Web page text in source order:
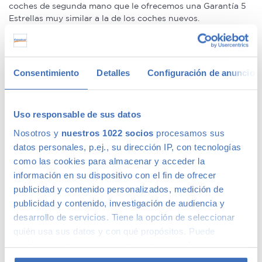
Consentimiento Detalles Configuración de anuncios
Uso responsable de sus datos
Nosotros y nuestros 1022 socios procesamos sus
datos personales, p.ej., su dirección IP, con tecnologías
como las cookies para almacenar y acceder la
información en su dispositivo con el fin de ofrecer
publicidad y contenido personalizados, medición de
publicidad y contenido, investigación de audiencia y
desarrollo de servicios. Tiene la opción de seleccionar
quién usa sus datos y con qué propósitos. Puede
momento desde la Declaración de cookies o clicando en
coches de segunda mano que le ofrecemos una Garantía 5
Estrellas muy similar a la de los coches nuevos.
Concesionario de ocasión multimarca
que mejor se adapte a tus necesidades, con la mejor
relación calidad-precio. O si lo prefieres, ven a vernos y te
aconsejamos.
Calidad Canalcar